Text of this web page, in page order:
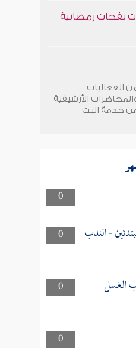
نفحات رمضانية
الفعاليات
الأرشيفية
خدمة البث
0
0
- الندب
0
الغسل
0